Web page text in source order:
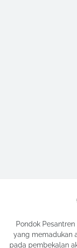
Pondok
yang memadukan
pada pembekalan